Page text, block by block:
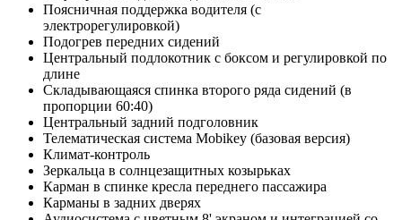
Поясничная поддержка водителя (с
электрорегулировкой)
Подогрев передних сидений
Центральный подлокотник с боксом и регулировкой по
длине
Складывающаяся спинка второго ряда сидений (в
пропорции 60:40)
Центральный задний подголовник
Телематическая система Mobikey (базовая версия)
Климат-контроль
Зеркальца в солнцезащитных козырьках
Карман в спинке кресла переднего пассажира
Карманы в задних дверях